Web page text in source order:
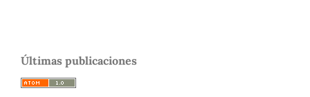
Últimas publicaciones